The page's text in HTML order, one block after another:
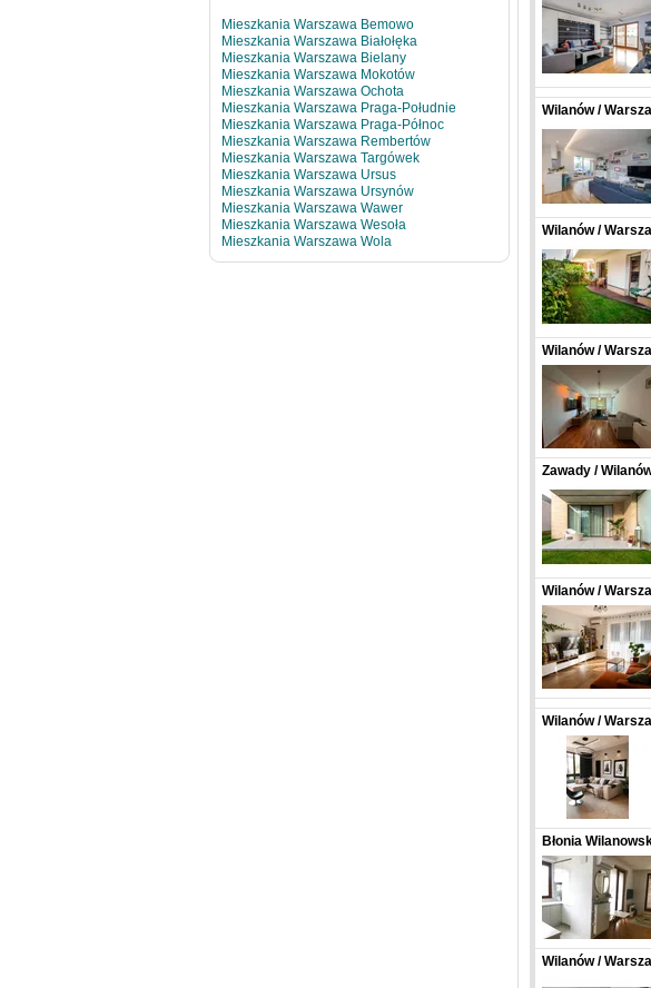
Wilanów /
Wilanów /
Wilanów /
Zawady /
Wilanów /
Wilanów /
Błonia
Rzeczypospolitej
Wilanów /
Mieszkania Warszawa Bemowo
Mieszkania Warszawa Białołęka
Mieszkania Warszawa Bielany
Mieszkania Warszawa Mokotów
Mieszkania Warszawa Ochota
Mieszkania Warszawa Praga-Południe
Mieszkania Warszawa Praga-Północ
Mieszkania Warszawa Rembertów
Mieszkania Warszawa Targówek
Mieszkania Warszawa Ursus
Mieszkania Warszawa Ursynów
Mieszkania Warszawa Wawer
Mieszkania Warszawa Wesoła
Mieszkania Warszawa Wola